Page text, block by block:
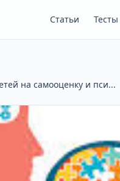
Статьи Тесты
на самооценку и пси...